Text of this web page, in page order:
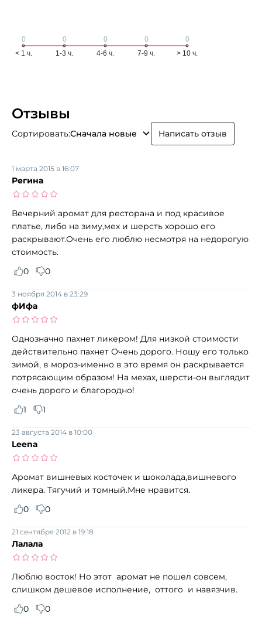
Отзывы
Сортировать:Сначала новые Написать отзыв
Регина
1 марта 2015 в 16:07
Вечерний аромат для ресторана и под красивое
платье, либо на зиму,мех и шерсть хорошо его
раскрывают.Очень его люблю несмотря на недорогую
стоимость.
0
0
фИфа
3 ноября 2014 в 23:29
Однозначно пахнет ликером! Для низкой стоимости
действительно пахнет Очень дорого. Ношу его только
зимой, в мороз-именно в это время он раскрывается
потрясающим образом! На мехах, шерсти-он выглядит
очень дорого и благородно!
1
1
Leena
23 августа 2014 в 10:00
Аромат вишневых косточек и шоколада,вишневого
ликера. Тягучий и томный.Мне нравится.
0
0
Лалала
21 сентября 2012 в 19:18
Люблю восток! Но этот аромат не пошел совсем,
слишком дешевое исполнение, оттого и навязчив.
0
0